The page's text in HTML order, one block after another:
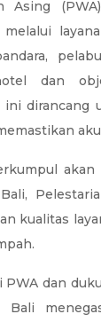
Asing
dan
dirancang
akan
kualitas
dan
Bali